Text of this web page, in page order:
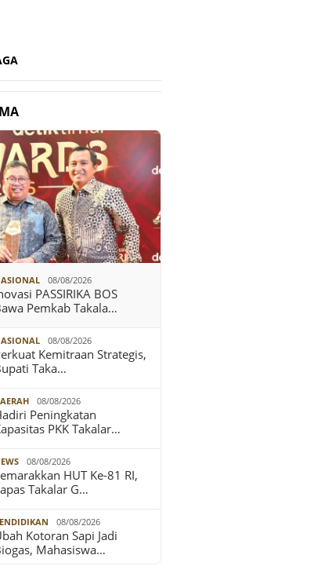
08/08/2026
PASSIRIKA BOS
Pemkab Takala…
08/08/2026
Kemitraan Strategis,
Taka…
08/08/2026
Peningkatan
PKK Takalar…
08/08/2026
HUT Ke-81 RI,
Takalar G…
08/08/2026
Kotoran Sapi Jadi
Mahasiswa…